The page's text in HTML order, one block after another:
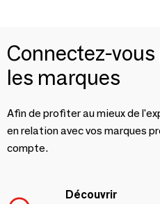
Connectez-
les marques
Afin de profiter au mieux de
en relation avec vos marques
compte.
Découvrir